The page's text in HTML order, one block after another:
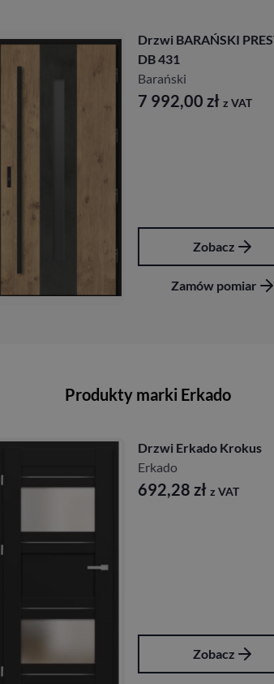
Drzwi BARAŃSKI
DB 431
Barański
7 992,00 zł z VAT
Zobacz
Zamów pomiar
Produkty marki Erkado
Drzwi Erkado Krokus
Erkado
692,28 zł z VAT
Zobacz